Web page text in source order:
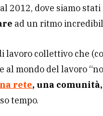
2012, dove siamo
ad un ritmo
collettivo che
al mondo del lavoro
rete, una
tempo.